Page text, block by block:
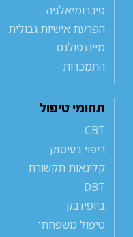
פיברומיאלגיה
הפרעת אישיות גבולית
מיינדפולנס
התמכרות
תחומי טיפול
CBT
ריפוי בעיסוק
קלינאות תקשורת
DBT
ביופידבק
טיפול משפחתי